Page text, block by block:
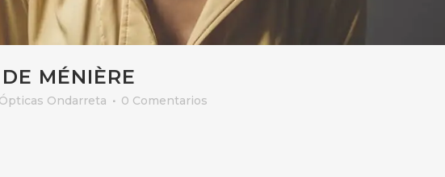
MÉNIÈRE
Ópticas Ondarreta 0 Comentarios